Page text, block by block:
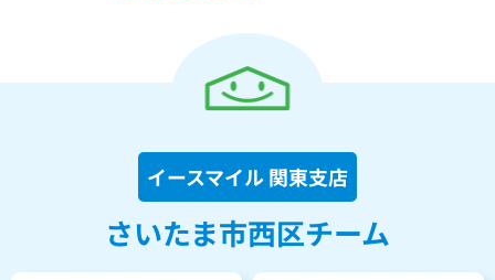
イースマイル 関東支店
さいたま市西区チーム